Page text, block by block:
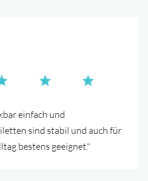
einfach und
sind stabil und auch für
bestens geeignet."